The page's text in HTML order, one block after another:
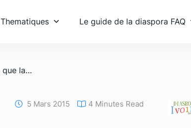
Thematiques Le guide de la diaspora FAQ
/ Alassane Dramane Ouattara dit que la Côte d’Ivoire travaille « pour être non seulement des champions en sport mais aussi des champions en économie et dans tous les secteurs »
5 Mars 2015 4 Minutes Read